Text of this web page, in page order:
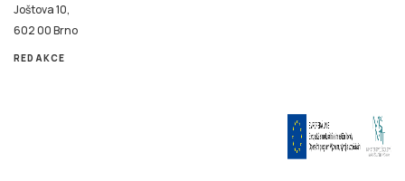
Joštova 10,
602 00 Brno
REDAKCE